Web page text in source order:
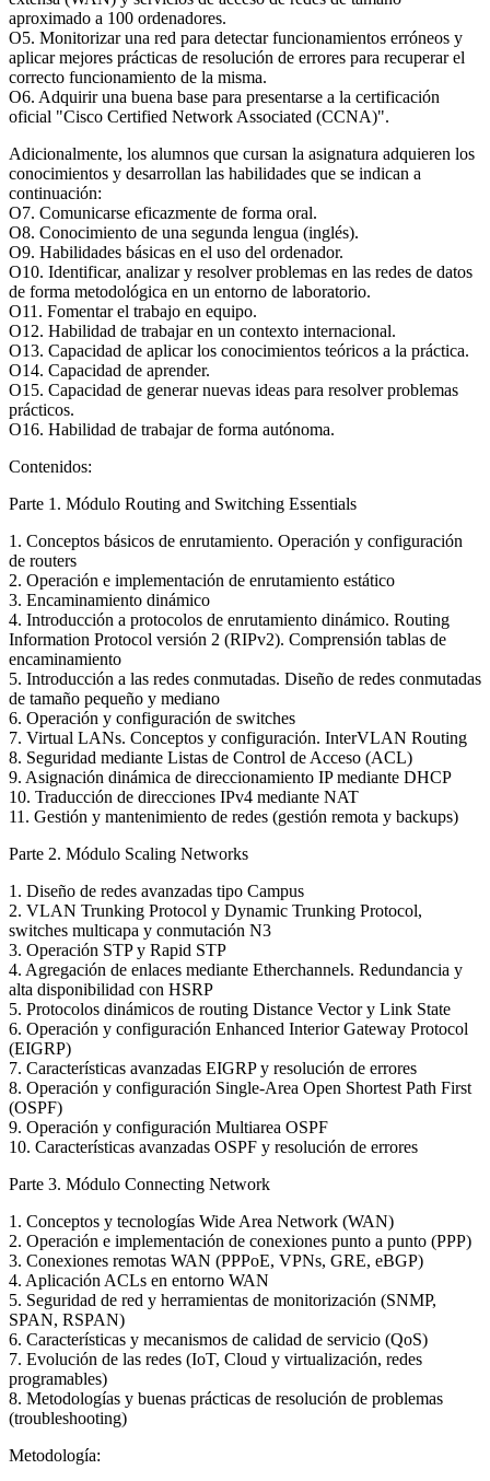
aproximado a 100 ordenadores.
O5. Monitorizar una red para detectar funcionamientos erróneos y
aplicar mejores prácticas de resolución de errores para recuperar el
correcto funcionamiento de la misma.
O6. Adquirir una buena base para presentarse a la certificación
oficial "Cisco Certified Network Associated (CCNA)".
Adicionalmente, los alumnos que cursan la asignatura adquieren los
conocimientos y desarrollan las habilidades que se indican a
continuación:
O7. Comunicarse eficazmente de forma oral.
O8. Conocimiento de una segunda lengua (inglés).
O9. Habilidades básicas en el uso del ordenador.
O10. Identificar, analizar y resolver problemas en las redes de datos
de forma metodológica en un entorno de laboratorio.
O11. Fomentar el trabajo en equipo.
O12. Habilidad de trabajar en un contexto internacional.
O13. Capacidad de aplicar los conocimientos teóricos a la práctica.
O14. Capacidad de aprender.
O15. Capacidad de generar nuevas ideas para resolver problemas
prácticos.
O16. Habilidad de trabajar de forma autónoma.
Contenidos:
Parte 1. Módulo Routing and Switching Essentials
1. Conceptos básicos de enrutamiento. Operación y configuración
de routers
2. Operación e implementación de enrutamiento estático
3. Encaminamiento dinámico
4. Introducción a protocolos de enrutamiento dinámico. Routing
Information Protocol versión 2 (RIPv2). Comprensión tablas de
encaminamiento
5. Introducción a las redes conmutadas. Diseño de redes conmutadas
de tamaño pequeño y mediano
6. Operación y configuración de switches
7. Virtual LANs. Conceptos y configuración. InterVLAN Routing
8. Seguridad mediante Listas de Control de Acceso (ACL)
9. Asignación dinámica de direccionamiento IP mediante DHCP
10. Traducción de direcciones IPv4 mediante NAT
11. Gestión y mantenimiento de redes (gestión remota y backups)
Parte 2. Módulo Scaling Networks
1. Diseño de redes avanzadas tipo Campus
2. VLAN Trunking Protocol y Dynamic Trunking Protocol,
switches multicapa y conmutación N3
3. Operación STP y Rapid STP
4. Agregación de enlaces mediante Etherchannels. Redundancia y
alta disponibilidad con HSRP
5. Protocolos dinámicos de routing Distance Vector y Link State
6. Operación y configuración Enhanced Interior Gateway Protocol
(EIGRP)
7. Características avanzadas EIGRP y resolución de errores
8. Operación y configuración Single-Area Open Shortest Path First
(OSPF)
9. Operación y configuración Multiarea OSPF
10. Características avanzadas OSPF y resolución de errores
Parte 3. Módulo Connecting Network
1. Conceptos y tecnologías Wide Area Network (WAN)
2. Operación e implementación de conexiones punto a punto (PPP)
3. Conexiones remotas WAN (PPPoE, VPNs, GRE, eBGP)
4. Aplicación ACLs en entorno WAN
5. Seguridad de red y herramientas de monitorización (SNMP,
SPAN, RSPAN)
6. Características y mecanismos de calidad de servicio (QoS)
7. Evolución de las redes (IoT, Cloud y virtualización, redes
programables)
8. Metodologías y buenas prácticas de resolución de problemas
(troubleshooting)
Metodología: